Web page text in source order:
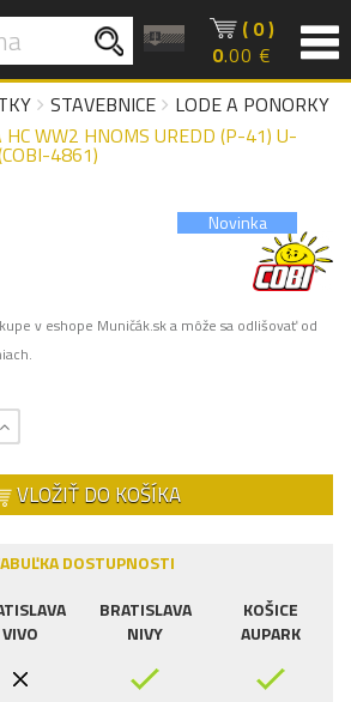
( 0 )
0.00 €
STAVEBNICE
LODE A PONORKY
HC WW2 HNOMS UREDD (P-41) U-
4861)
Novinka
v eshope Muničák.sk a môže sa odlišovať od
VLOŽIŤ DO KOŠÍKA
DOSTUPNOSTI
VIVO
BRATISLAVA
NIVY
KOŠICE
AUPARK